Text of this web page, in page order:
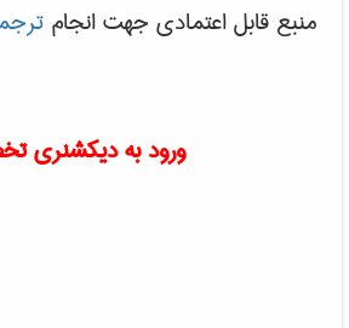
منبع قابل اعتمادی جهت انجام
ورود به دیکشنری